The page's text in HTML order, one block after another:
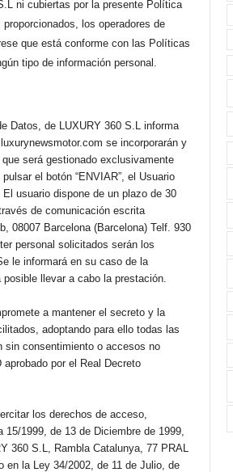
ni cubiertas por la presente Política
los operadores de
que está conforme con las Políticas
tipo de información personal.
Datos, de LUXURY 360 S.L informa
se incorporarán y
será gestionado exclusivamente
el botón “ENVIAR”, el Usuario
usuario dispone de un plazo de 30
de comunicación escrita
08007 Barcelona (Barcelona) Telf. 930
personal solicitados serán los
le informará en su caso de la
llevar a cabo la prestación.
a mantener el secreto y la
adoptando para ello todas las
sin consentimiento o accesos no
por el Real Decreto
los derechos de acceso,
1999, de 13 de Diciembre de 1999,
360 S.L, Rambla Catalunya, 77 PRAL
en la Ley 34/2002, de 11 de Julio, de